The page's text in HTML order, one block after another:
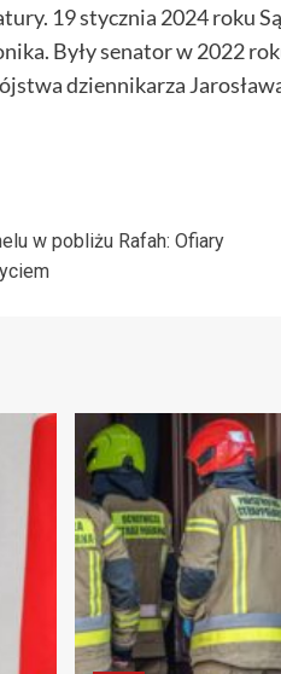
19 stycznia 2024 roku
Były senator w 2022
dziennikarza
w pobliżu Rafah: Ofiary